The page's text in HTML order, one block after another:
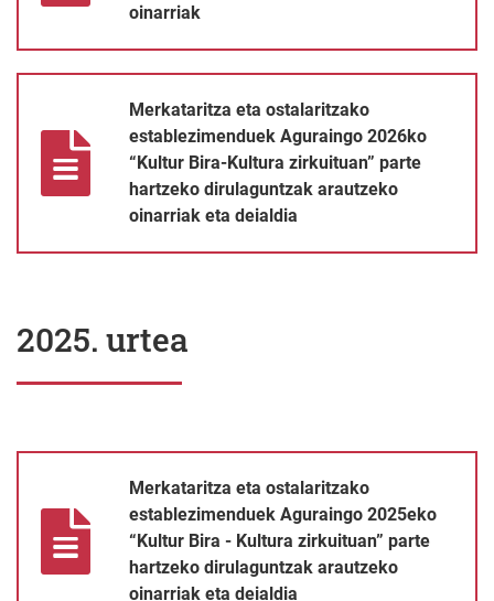
oinarriak
Merkataritza eta ostalaritzako
establezimenduek Aguraingo 2026ko
“Kultur Bira-Kultura zirkuituan” parte
hartzeko dirulaguntzak arautzeko
oinarriak eta deialdia
2025. urtea
Merkataritza eta ostalaritzako
establezimenduek Aguraingo 2025eko
“Kultur Bira - Kultura zirkuituan” parte
hartzeko dirulaguntzak arautzeko
oinarriak eta deialdia